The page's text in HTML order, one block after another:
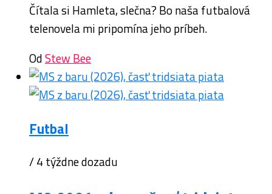
Čítala si Hamleta, slečna? Bo naša futbalová
telenovela mi pripomína jeho príbeh.
OdStew Bee
Futbal
/ 4 týždne dozadu